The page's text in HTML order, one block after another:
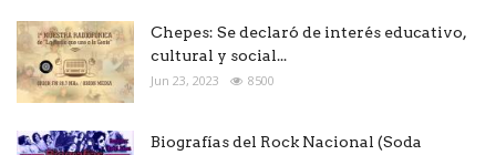
Chepes: Se declaró de interés educativo,
cultural y social...
Jun 23, 2023 8500
Biografías del Rock Nacional (Soda